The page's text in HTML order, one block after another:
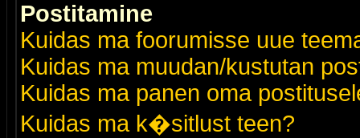
Postitamine
Kuidas ma foorumisse uue
Kuidas ma muudan/kustutan
Kuidas ma panen oma
Kuidas ma k�sitlust teen?